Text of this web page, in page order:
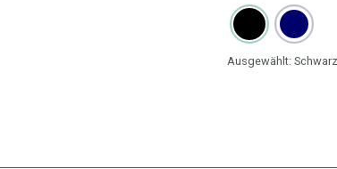
Ausgewählt: Schwarz